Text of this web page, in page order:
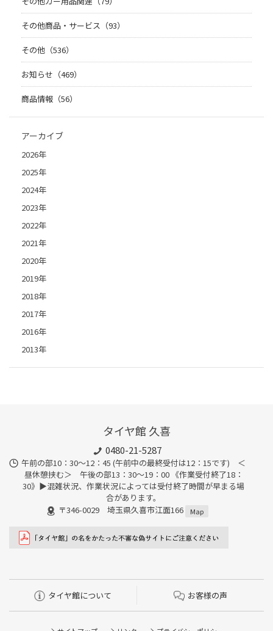
その他商品・サービス（93）
その他（536）
お知らせ（469）
商品情報（56）
アーカイブ
2026年
2025年
2024年
2023年
2022年
2021年
2020年
2019年
2018年
2017年
2016年
2013年
タイヤ館 久喜
0480-21-5287
午前の部10：30～12：45 (午前中の最終受付は12：15です) ＜
昼休憩挟む＞ 午後の部13：30～19：00 《作業受付終了18：
30》▶︎混雑状況、作業状況によっては受付終了時間が早まる場
合があります。
〒346-0029 埼玉県久喜市江面166
Map
タイヤ館について お客様の声